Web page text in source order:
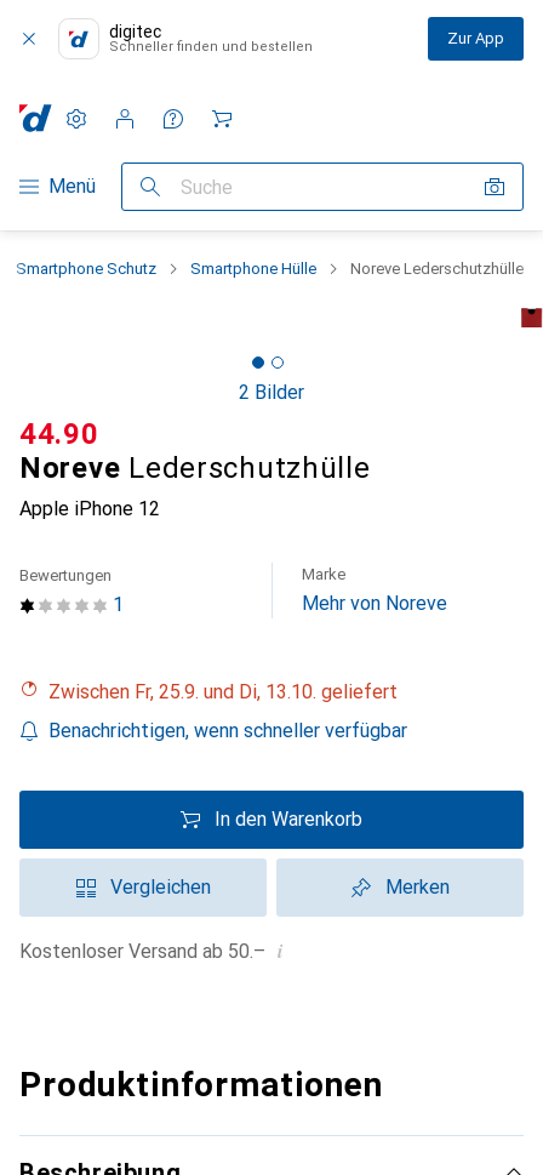
digitec
Schneller finden und bestellen Zur App
Navigation nach Kategorien
Menü Suche
Einstellungen
Kundenkonto
Vergleichslisten
Merklisten
Warenkorb
Smartphone Schutz Smartphone Hülle Noreve Lederschutzhülle
2 Bilder
Noreve Lederschutzhülle
Apple iPhone 12
CHF
44.90
1
Bewertungen Marke
Mehr von Noreve
Zwischen Fr, 25.9. und Di, 13.10. geliefert
Benachrichtigen, wenn schneller verfügbar
In den Warenkorb
Vergleichen Merken
Kostenloser Versand ab 50.– i
Produktinformationen